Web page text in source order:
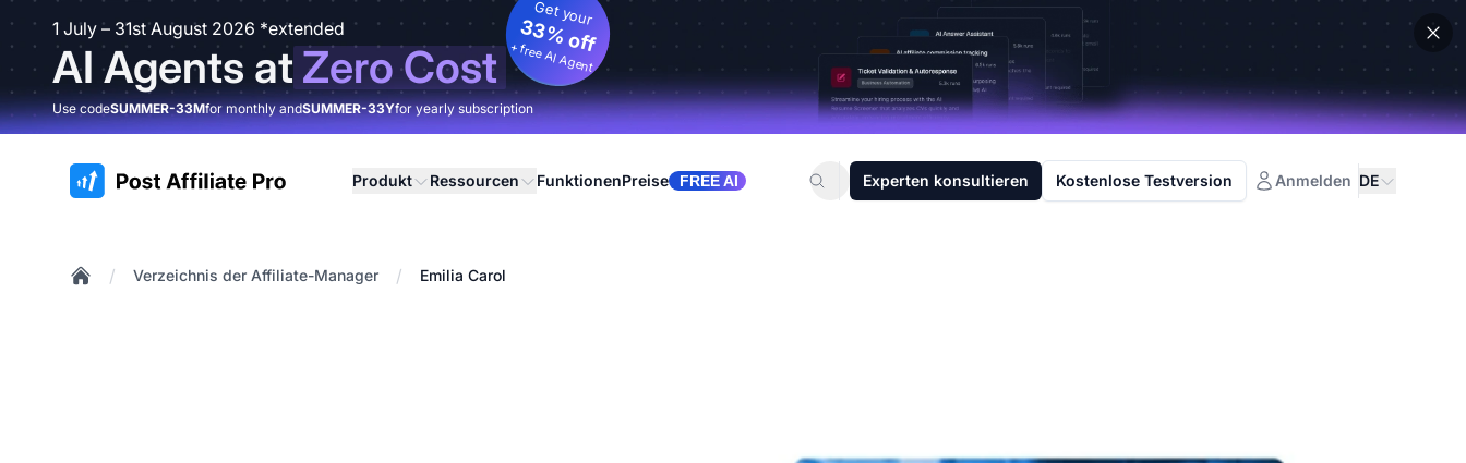
1 July – 31st August 2026 *extended
AI Agents atZero Cost
Get your
33% off
+ free AI Agent
Use codeSUMMER-33Mfor monthly andSUMMER-33Yfor yearly subscription
:site.title Produkt Ressourcen FunktionenPreise FREE AI Experten konsultieren Kostenlose Testversion Anmelden DE
/ Verzeichnis der Affiliate-Manager / Emilia Carol